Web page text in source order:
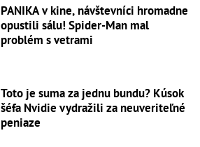
PANIKA v kine, návštevníci hromadne
opustili sálu! Spider-Man mal
problém s vetrami
Toto je suma za jednu bundu? Kúsok
šéfa Nvidie vydražili za neuveriteľné
peniaze